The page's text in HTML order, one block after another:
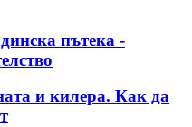
пътека -
и килера. Как да